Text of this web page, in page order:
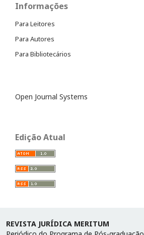
Informações
Para Leitores
Para Autores
Para Bibliotecários
Open Journal Systems
Edição Atual
REVISTA JURÍDICA MERITUM